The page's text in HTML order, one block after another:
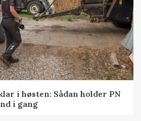
i høsten: Sådan holder PN
i gang